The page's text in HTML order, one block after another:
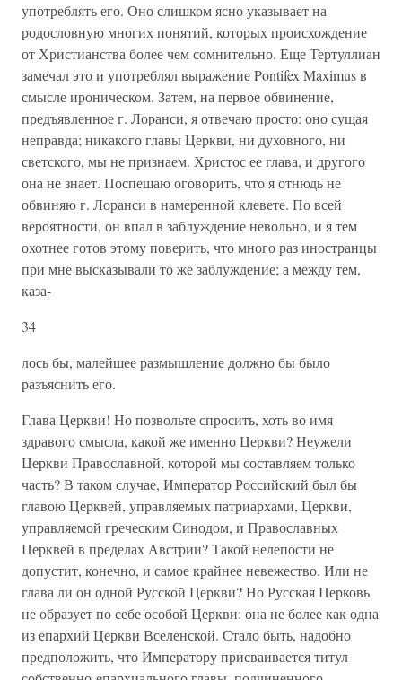
употреблять его. Оно слишком ясно указывает на
родословную многих понятий, которых происхождение
от Христианства более чем сомнительно. Еще Тертуллиан
замечал это и употреблял выражение Pontifex Maximus в
смысле ироническом. Затем, на первое обвинение,
предъявленное г. Лоранси, я отвечаю просто: оно сущая
неправда; никакого главы Церкви, ни духовного, ни
светского, мы не признаем. Христос ее глава, и другого
она не знает. Поспешаю оговорить, что я отнюдь не
обвиняю г. Лоранси в намеренной клевете. По всей
вероятности, он впал в заблуждение невольно, и я тем
охотнее готов этому поверить, что много раз иностранцы
при мне высказывали то же заблуждение; а между тем,
каза-
34
лось бы, малейшее размышление должно бы было
разъяснить его.
Глава Церкви! Но позвольте спросить, хоть во имя
здравого смысла, какой же именно Церкви? Неужели
Церкви Православной, которой мы составляем только
часть? В таком случае, Император Российский был бы
главою Церквей, управляемых патриархами, Церкви,
управляемой греческим Синодом, и Православных
Церквей в пределах Австрии? Такой нелепости не
допустит, конечно, и самое крайнее невежество. Или не
глава ли он одной Русской Церкви? Но Русская Церковь
не образует по себе особой Церкви: она не более как одна
из епархий Церкви Вселенской. Стало быть, надобно
предположить, что Императору присваивается титул